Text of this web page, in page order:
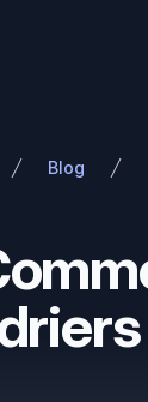
Blog